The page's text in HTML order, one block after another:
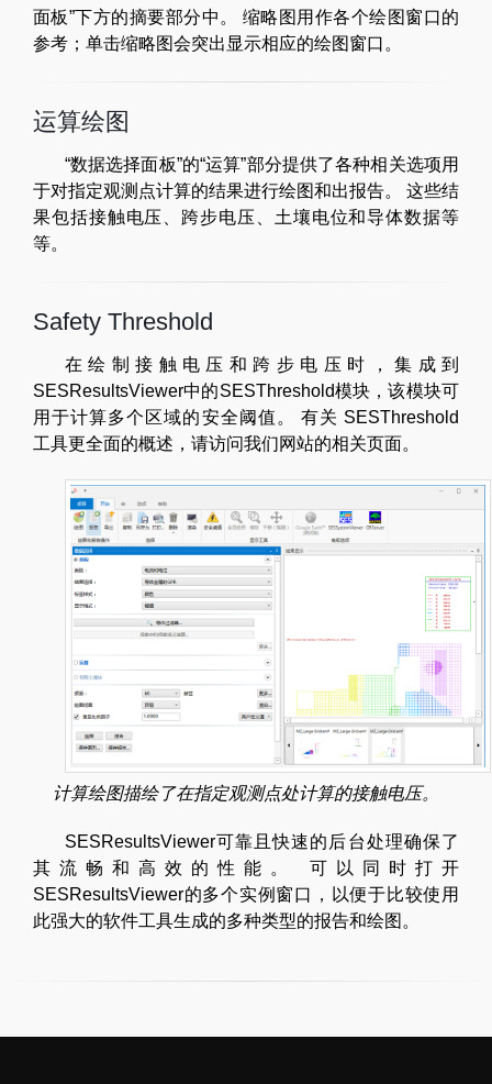
面板”下方的摘要部分中。 缩略图用作各个绘图窗口的
参考；单击缩略图会突出显示相应的绘图窗口。
运算绘图
“数据选择面板”的“运算”部分提供了各种相关选项用
于对指定观测点计算的结果进行绘图和出报告。 这些结
果包括接触电压、跨步电压、土壤电位和导体数据等
等。
Safety Threshold
在绘制接触电压和跨步电压时，集成到
SESResultsViewer中的SESThreshold模块，该模块可
用于计算多个区域的安全阈值。 有关 SESThreshold
工具更全面的概述，请访问我们网站的相关页面。
计算绘图描绘了在指定观测点处计算的接触电压。
SESResultsViewer可靠且快速的后台处理确保了
其流畅和高效的性能。 可以同时打开
SESResultsViewer的多个实例窗口，以便于比较使用
此强大的软件工具生成的多种类型的报告和绘图。